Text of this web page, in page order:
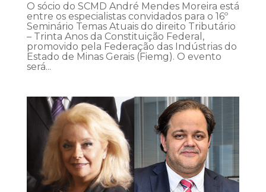
O sócio do SCMD André Mendes Moreira está
entre os especialistas convidados para o 16º
Seminário Temas Atuais do direito Tributário
– Trinta Anos da Constituição Federal,
promovido pela Federação das Indústrias do
Estado de Minas Gerais (Fiemg). O evento
será...